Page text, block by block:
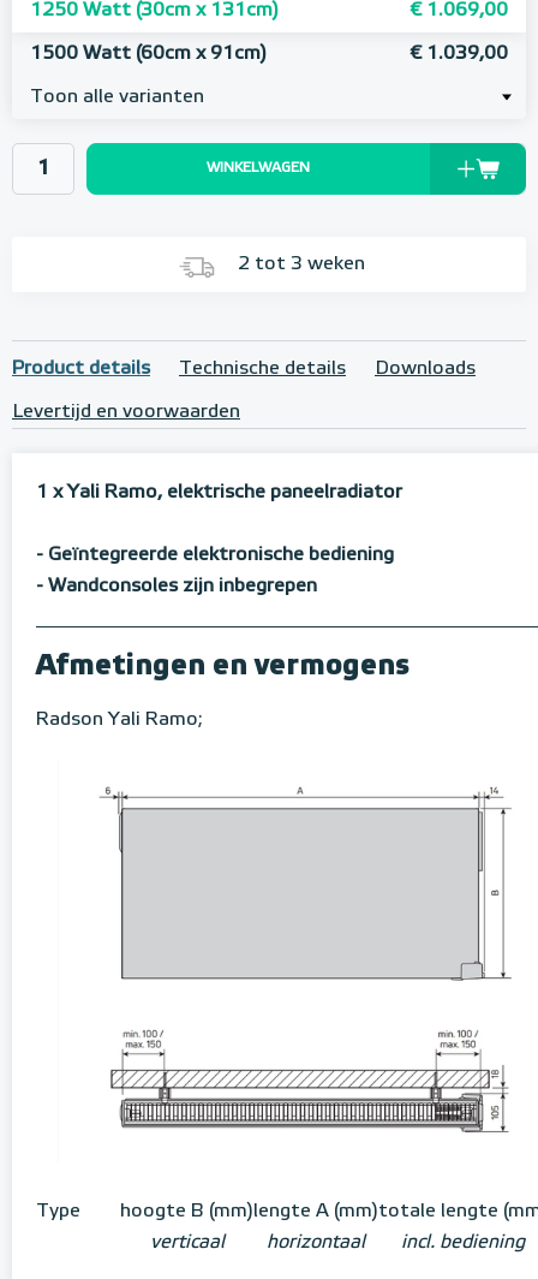
1250 Watt (30cm x 131cm) € 1.069,00
1500 Watt (60cm x 91cm) € 1.039,00
Toon alle varianten
WINKELWAGEN
2 tot 3 weken
Product details Technische details Downloads
Levertijd en voorwaarden
1 x Yali Ramo, elektrische paneelradiator
- Geïntegreerde elektronische bediening
- Wandconsoles zijn inbegrepen
Afmetingen en vermogens
Radson Yali Ramo;
Type hoogte B (mm)lengte A (mm)totale lengte
verticaal
horizontaal incl. bediening